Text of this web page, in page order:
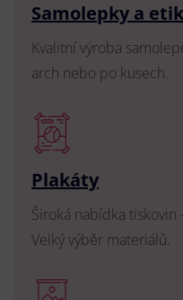
Samolepky a
Kvalitní výroba
arch nebo po kusech.
Plakáty
Široká nabídka tiskovin
Velký výběr materiálů.